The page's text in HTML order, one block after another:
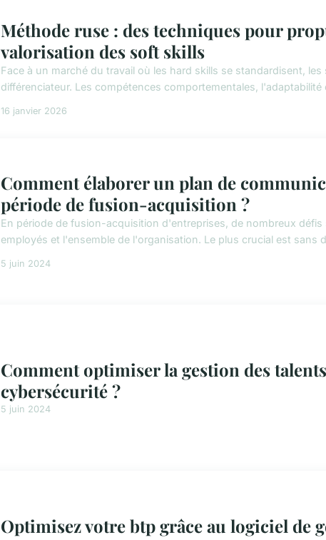
Méthode ruse : des techniques pour
valorisation des soft skills
Face à un marché du travail où les hard skills se standardisent,
différenciateur. Les compétences comportementales, l'adaptabilité
16 janvier 2026
Comment élaborer un plan de
période de fusion-acquisition ?
En période de fusion-acquisition d'entreprises, de nombreux
employés et l'ensemble de l'organisation. Le plus crucial est sans
5 juin 2024
Comment optimiser la gestion des
cybersécurité ?
5 juin 2024
Optimisez votre btp grâce au logiciel de